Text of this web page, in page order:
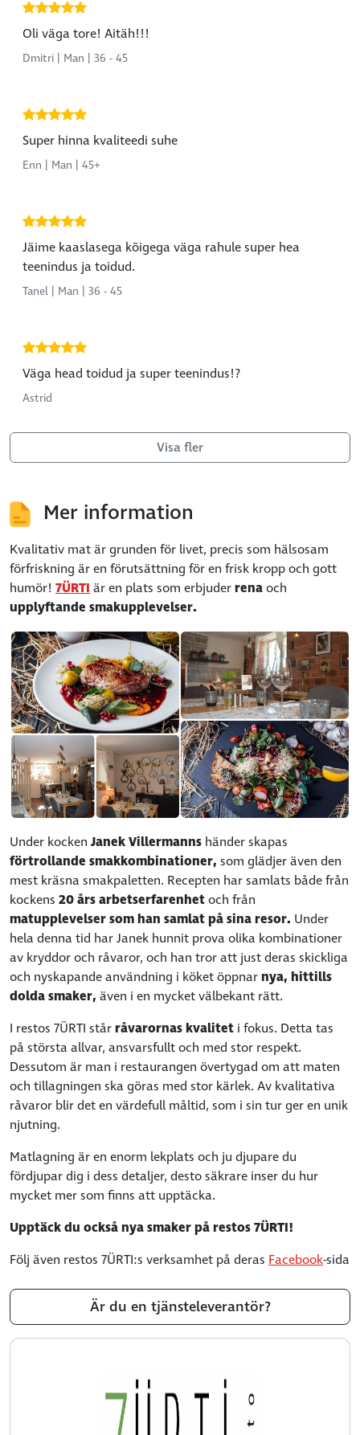
Oli väga tore! Aitäh!!!
Dmitri | Man | 36 - 45
Super hinna kvaliteedi suhe
Enn | Man | 45+
Jäime kaaslasega kõigega väga rahule super hea
teenindus ja toidud.
Tanel | Man | 36 - 45
Väga head toidud ja super teenindus!?
Astrid
Visa fler
Mer information
Kvalitativ mat är grunden för livet, precis som hälsosam
förfriskning är en förutsättning för en frisk kropp och gott
humör! 7ÜRTI är en plats som erbjuderrenaoch
upplyftande smakupplevelser.
Under kocken Janek Villermanns händer skapas
förtrollande smakkombinationer, som glädjer även den
mest kräsna smakpaletten. Recepten har samlats både från
kockens 20 års arbetserfarenhetoch från
matupplevelser som han samlat på sina resor. Under
hela denna tid har Janek hunnit prova olika kombinationer
av kryddor och råvaror, och han tror att just deras skickliga
och nyskapande användning i köket öppnarnya, hittills
dolda smaker, även i en mycket välbekant rätt.
I restos 7ÜRTI stårråvarornas kvalitet i fokus. Detta tas
på största allvar, ansvarsfullt och med stor respekt.
Dessutom är man i restaurangen övertygad om att maten
och tillagningen ska göras med stor kärlek. Av kvalitativa
råvaror blir det en värdefull måltid, som i sin tur ger en unik
njutning.
Matlagning är en enorm lekplats och ju djupare du
fördjupar dig i dess detaljer, desto säkrare inser du hur
mycket mer som finns att upptäcka.
Upptäck du också nya smaker på restos 7ÜRTI!
Följ även restos 7ÜRTI:s verksamhet på deras Facebook-sida
Är du en tjänsteleverantör?